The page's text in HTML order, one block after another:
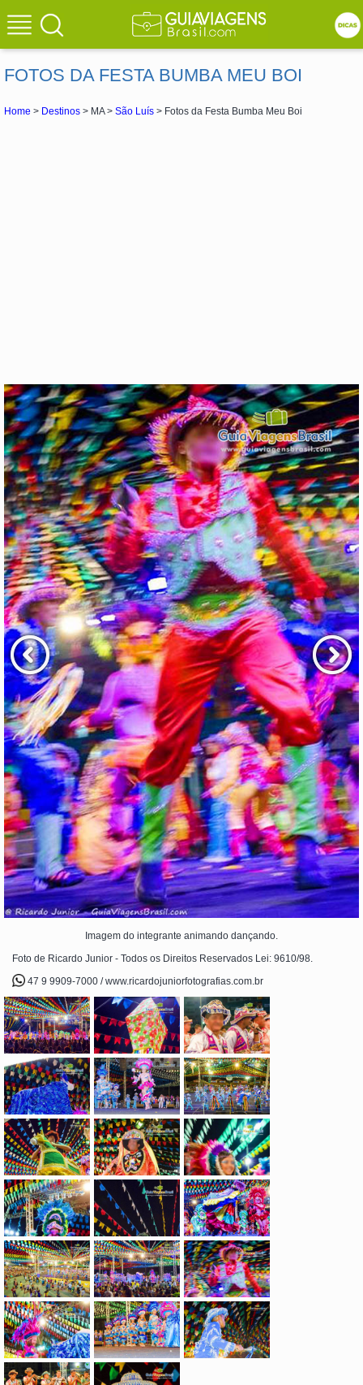
FOTOS DA FESTA BUMBA MEU BOI
Home > Destinos > MA > São Luís > Fotos da Festa Bumba Meu Boi
Imagem do integrante animando dançando.
Foto de Ricardo Junior - Todos os Direitos Reservados Lei: 9610/98.
47 9 9909-7000 / www.ricardojuniorfotografias.com.br